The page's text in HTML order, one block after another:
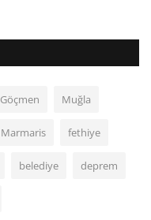
Göçmen Muğla
Marmaris fethiye
belediye deprem